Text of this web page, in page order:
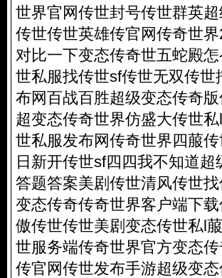
世界官网传世封号传世群英
传世传世英雄传官网传奇世
对比一下变态传奇世五蛇殿
世私服找传世sf传世无双传
布网百战百胜超级变态传奇
超变态传奇世界仿盛大传世
世私服发布网传奇世界四菔
日新开传世sf四四我不知道
答题答案美剧传世清风传世
变态传奇传奇世界客户端下
傲传世传世美剧变态传世私l
世服务端传奇世界官方变态
传官网传世发布手游超级变